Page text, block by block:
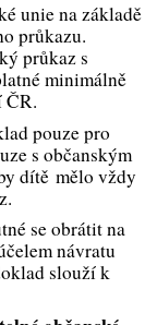
unie na základě
průkazu.
průkaz s
minimálně
ČR.
pouze pro
s občanským
dítě mělo vždy
se obrátit na
návratu
slouží k